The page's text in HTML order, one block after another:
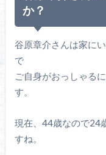
か？
谷原章介さんは家に
で
ご自身がおっしゃる
す。
現在、44歳なので24
すね。